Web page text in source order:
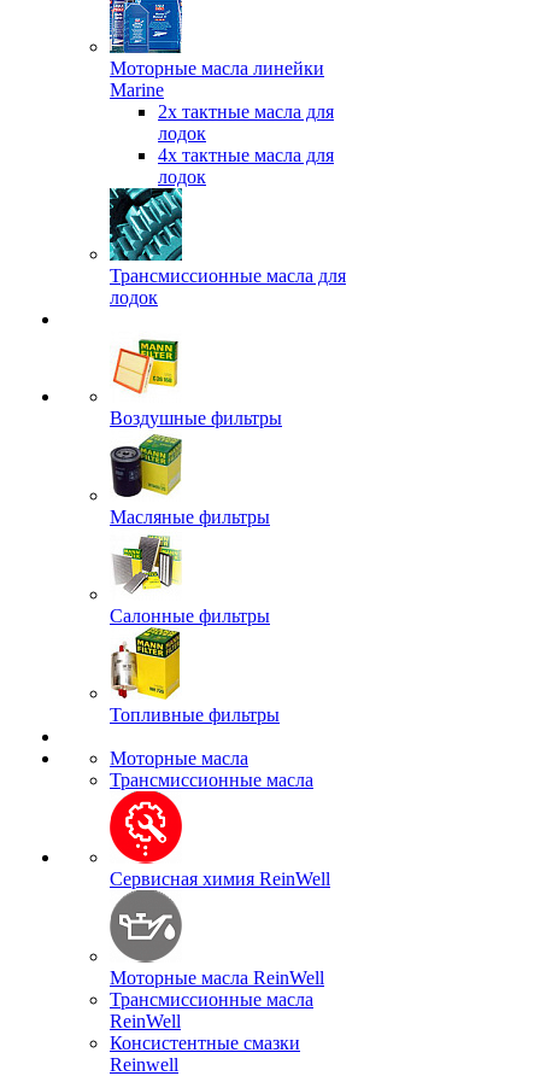
Моторные масла линейки
Marine
2х тактные масла для
лодок
4х тактные масла для
лодок
Трансмиссионные масла для
лодок
Воздушные фильтры
Масляные фильтры
Салонные фильтры
Топливные фильтры
Моторные масла
Трансмиссионные масла
Сервисная химия ReinWell
Моторные масла ReinWell
Трансмиссионные масла
ReinWell
Консистентные смазки
Reinwell